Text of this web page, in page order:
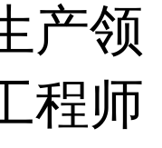
产领
程师